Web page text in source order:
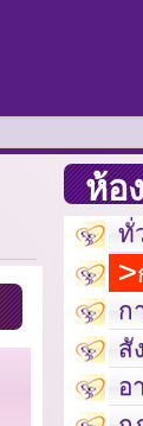
ห้อ
ทั่
ก
สั
อ